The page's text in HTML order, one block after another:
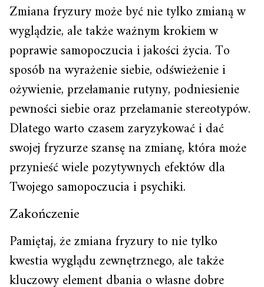
Zmiana fryzury może być nie tylko zmianą w
wyglądzie, ale także ważnym krokiem w
poprawie samopoczucia i jakości życia. To
sposób na wyrażenie siebie, odświeżenie i
ożywienie, przełamanie rutyny, podniesienie
pewności siebie oraz przełamanie stereotypów.
Dlatego warto czasem zaryzykować i dać
swojej fryzurze szansę na zmianę, która może
przynieść wiele pozytywnych efektów dla
Twojego samopoczucia i psychiki.
Zakończenie
Pamiętaj, że zmiana fryzury to nie tylko
kwestia wyglądu zewnętrznego, ale także
kluczowy element dbania o własne dobre